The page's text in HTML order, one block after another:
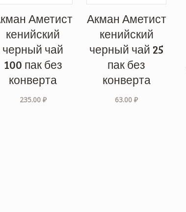
Аметист
кенийский
черный чай
100 пак без
конверта
235.00 ₽
Акман Аметист
кенийский
черный чай 25
пак без
конверта
63.00₽